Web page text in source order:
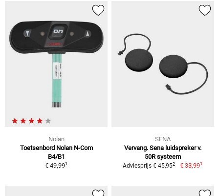
Nolan
Toetsenbord Nolan N-Com
B4/B1
€ 49,991
SENA
Vervang. Sena luidspreker v.
50R systeem
Adviesprijs € 45,952 € 33,991